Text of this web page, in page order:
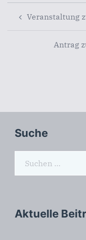
Veranstaltung
Antrag
Suche
nach:
Aktuelle